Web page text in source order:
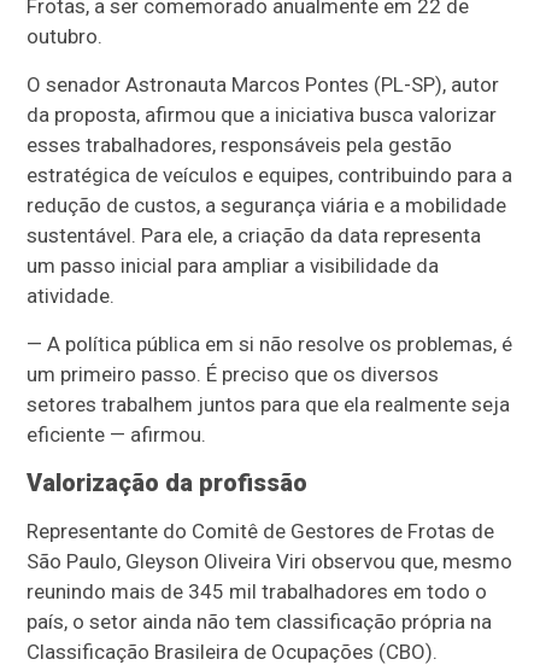
outubro.
O senador Astronauta Marcos Pontes (PL-SP), autor
da proposta, afirmou que a iniciativa busca valorizar
esses trabalhadores, responsáveis pela gestão
estratégica de veículos e equipes, contribuindo para a
redução de custos, a segurança viária e a mobilidade
sustentável. Para ele, a criação da data representa
um passo inicial para ampliar a visibilidade da
atividade.
— A política pública em si não resolve os problemas, é
um primeiro passo. É preciso que os diversos
setores trabalhem juntos para que ela realmente seja
eficiente — afirmou.
Valorização da profissão
Representante do Comitê de Gestores de Frotas de
São Paulo, Gleyson Oliveira Viri observou que, mesmo
reunindo mais de 345 mil trabalhadores em todo o
país, o setor ainda não tem classificação própria na
Classificação Brasileira de Ocupações (CBO).